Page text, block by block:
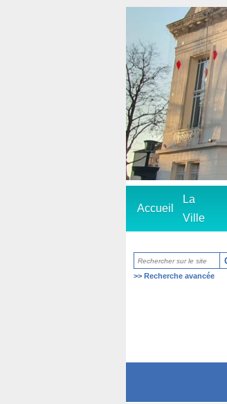
Accueil
La
Ville
>> Recherche avancée